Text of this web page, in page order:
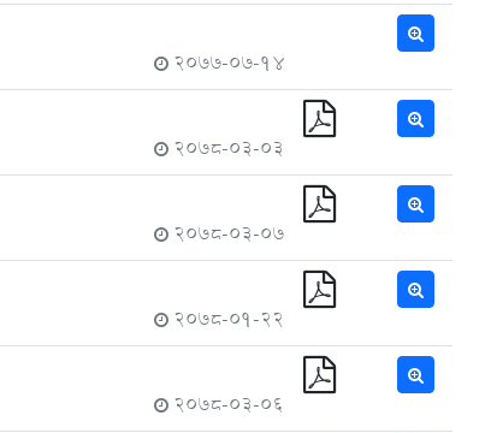
2077-07-14
2078-03-03
2078-03-07
2078-01-22
2078-03-06